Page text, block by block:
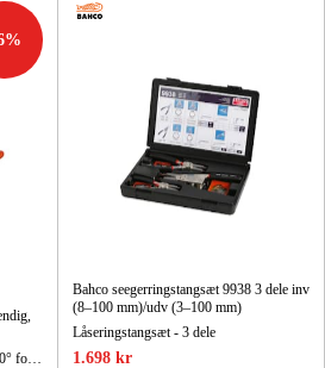
%
Bahco seegerringstangsæt 9938 3 dele inv
(8–100 mm)/udv (3–100 mm)
Låseringstangsæt - 3 dele
1.698 kr